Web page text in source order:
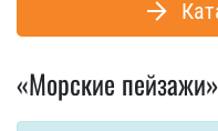
«Морские